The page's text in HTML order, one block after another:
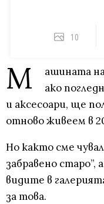
10
М
ашината
ако
и аксесоари, ще
отново живеем в
Но както сме
забравено
видите в
за това.